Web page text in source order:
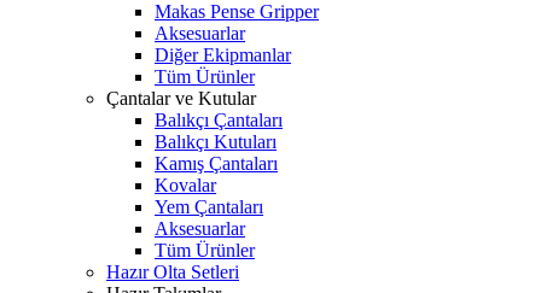
Makas Pense Gripper
Aksesuarlar
Diğer Ekipmanlar
Tüm Ürünler
Çantalar ve Kutular
Balıkçı Çantaları
Balıkçı Kutuları
Kamış Çantaları
Kovalar
Yem Çantaları
Aksesuarlar
Tüm Ürünler
Hazır Olta Setleri